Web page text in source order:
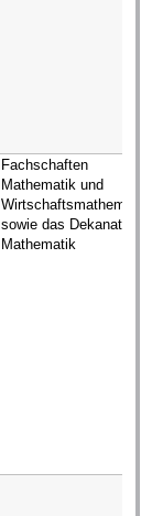
Fachschaften
Mathematik und
Wirtschaftsmathematik
sowie das Dekanat
Mathematik